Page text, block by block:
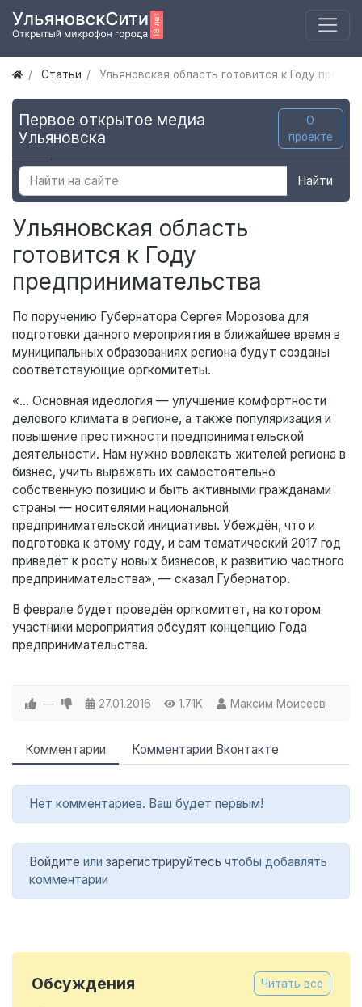
Статьи Ульяновская область готовится к Году
Первое открытое медиа
Ульяновска
О
проекте
Найти
Ульяновская область
готовится к Году
предпринимательства
По поручению Губернатора Сергея Морозова для
подготовки данного мероприятия в ближайшее время в
муниципальных образованиях региона будут созданы
соответствующие оргкомитеты.
«… Основная идеология — улучшение комфортности
делового климата в регионе, а также популяризация и
повышение престижности предпринимательской
деятельности. Нам нужно вовлекать жителей региона в
бизнес, учить выражать их самостоятельно
собственную позицию и быть активными гражданами
страны — носителями национальной
предпринимательской инициативы. Убеждён, что и
подготовка к этому году, и сам тематический 2017 год
приведёт к росту новых бизнесов, к развитию частного
предпринимательства», — сказал Губернатор.
В феврале будет проведён оргкомитет, на котором
участники мероприятия обсудят концепцию Года
предпринимательства.
— 27.01.2016 1.71K Максим Моисеев
Комментарии Комментарии Вконтакте
Нет комментариев. Ваш будет первым!
Войдите или зарегистрируйтесь чтобы добавлять
комментарии
Обсуждения Читать все